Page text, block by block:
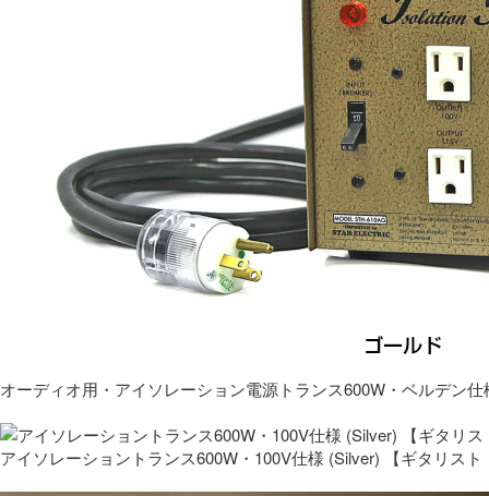
オーディオ用・アイソレーション電源トランス600W・ベルデン仕
アイソレーショントランス600W・100V仕様 (Silver) 【ギタリス